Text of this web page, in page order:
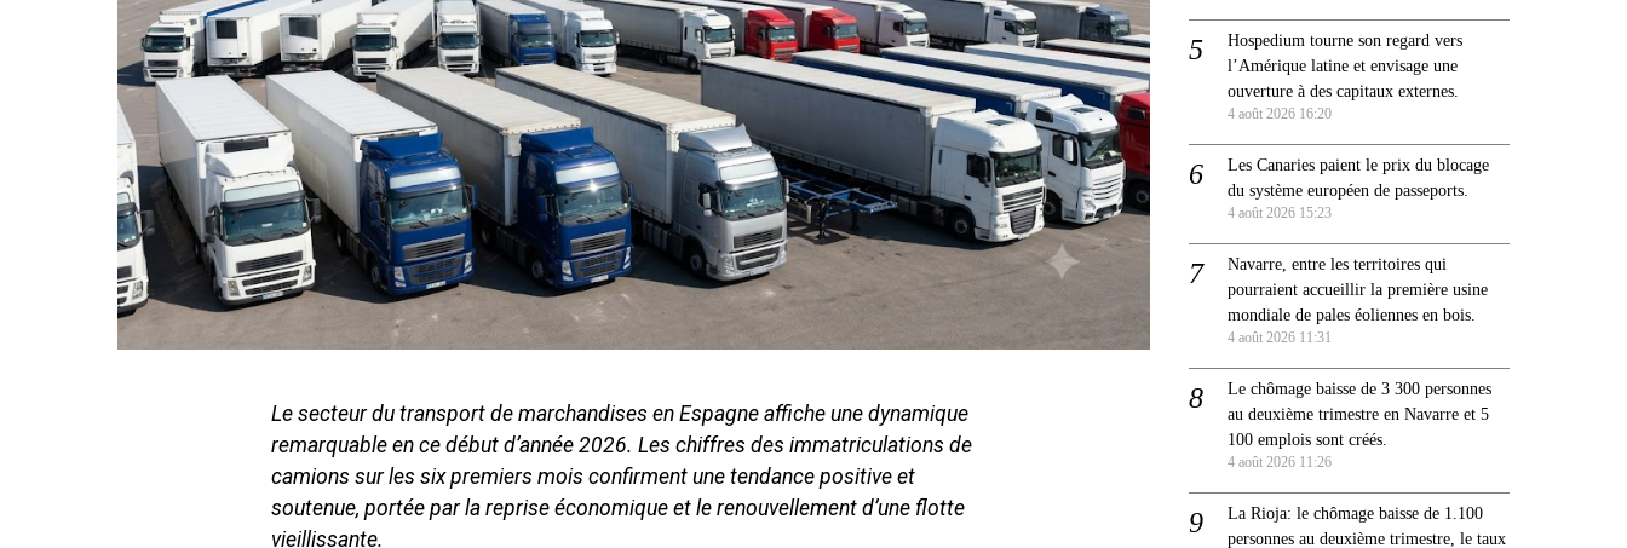
Le secteur du transport de marchandises en Espagne affiche une dynamique
remarquable en ce début d’année 2026. Les chiffres des immatriculations de
camions sur les six premiers mois confirment une tendance positive et
soutenue, portée par la reprise économique et le renouvellement d’une flotte
vieillissante.
Hospedium tourne son regard vers
l’Amérique latine et envisage une
ouverture à des capitaux externes.
4 août 2026 16:20
Les Canaries paient le prix du blocage
du système européen de passeports.
4 août 2026 15:23
Navarre, entre les territoires qui
pourraient accueillir la première usine
mondiale de pales éoliennes en bois.
4 août 2026 11:31
Le chômage baisse de 3 300 personnes
au deuxième trimestre en Navarre et 5
100 emplois sont créés.
4 août 2026 11:26
La Rioja: le chômage baisse de 1.100
personnes au deuxième trimestre, le taux